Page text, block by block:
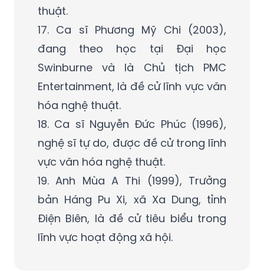
thuật.
17. Ca sĩ Phương Mỹ Chi (2003),
đang theo học tại Đại học
Swinburne và là Chủ tịch PMC
Entertainment, là đề cử lĩnh vực văn
hóa nghệ thuật.
18. Ca sĩ Nguyễn Đức Phúc (1996),
nghệ sĩ tự do, được đề cử trong lĩnh
vực văn hóa nghệ thuật.
19. Anh Mùa A Thi (1999), Trưởng
bản Háng Pu Xi, xã Xa Dung, tỉnh
Điện Biên, là đề cử tiêu biểu trong
lĩnh vực hoạt động xã hội.